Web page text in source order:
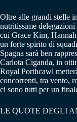
Oltre alle grandi stelle
nutritissime
cui Grace Kim, Hannah
un forte spirito di
Spagna sarà ben
Carlota Ciganda, in
Royal Porthcawl
concorrenti, tra vento,
ci sono tutti per un
LE QUOTE DEGLI